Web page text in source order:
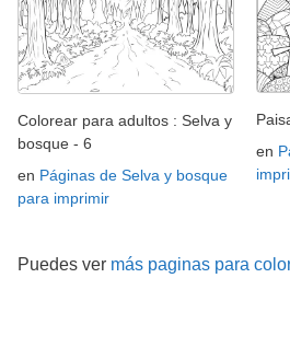
Colorear para adultos : Selva y
bosque - 6
en Páginas de Selva y bosque
para imprimir
en
Puedes ver más paginas para